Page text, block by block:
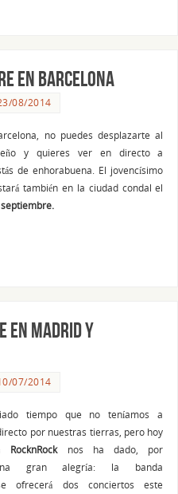
en Barcelona
08/2014
no puedes desplazarte al
y quieres ver en directo a
de enhorabuena. El jovencísimo
también en la ciudad condal el
en Madrid y
07/2014
tiempo que no teníamos a
por nuestras tierras, pero hoy
RocknRock nos ha dado, por
gran alegría: la banda
ofrecerá dos conciertos este